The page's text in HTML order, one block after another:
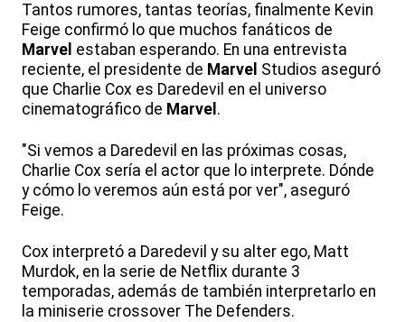
Tantos rumores, tantas teorías, finalmente Kevin
Feige confirmó lo que muchos fanáticos de
Marvel estaban esperando. En una entrevista
reciente, el presidente de Marvel Studios aseguró
que Charlie Cox es Daredevil en el universo
cinematográfico de Marvel .
"Si vemos a Daredevil en las próximas cosas,
Charlie Cox sería el actor que lo interprete. Dónde
y cómo lo veremos aún está por ver", aseguró
Feige.
Cox interpretó a Daredevil y su alter ego, Matt
Murdok, en la serie de Netflix durante 3
temporadas, además de también interpretarlo en
la miniserie crossover The Defenders.